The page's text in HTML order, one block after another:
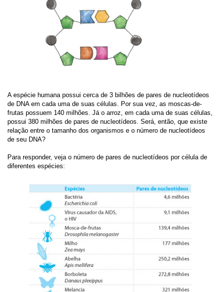
A espécie humana possui cerca de 3 bilhões de pares de nucleotídeos
de DNA em cada uma de suas células. Por sua vez, as moscas-de-
frutas possuem 140 milhões. Já o arroz, em cada uma de suas células,
possui 380 milhões de pares de nucleotídeos. Será, então, que existe
relação entre o tamanho dos organismos e o número de nucleotídeos
de seu DNA?
Para responder, veja o número de pares de nucleotídeos por célula de
diferentes espécies: